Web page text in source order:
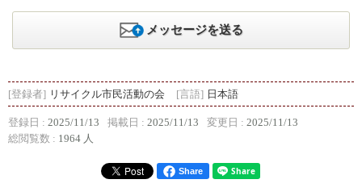
メッセージを送る
[登録者] リサイクル市民活動の会 [言語] 日本語
登録日 : 2025/11/13 掲載日 : 2025/11/13 変更日 : 2025/11/13
総閲覧数 : 1964 人
Share